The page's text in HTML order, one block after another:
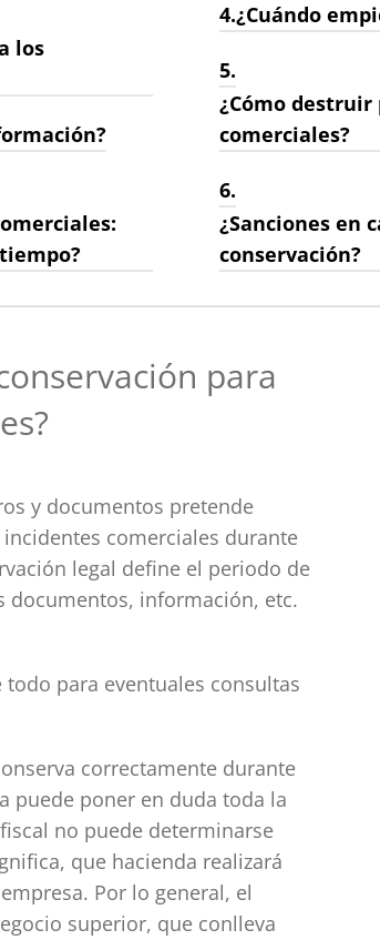
los
4.¿Cuándo
5.
¿Cómo
comerciales?
6.
¿Sanciones en
conservación?
para
y documentos pretende
comerciales durante
legal define el periodo de
documentos, información, etc.
para eventuales consultas
correctamente durante
puede poner en duda toda la
no puede determinarse
que hacienda realizará
Por lo general, el
superior, que conlleva